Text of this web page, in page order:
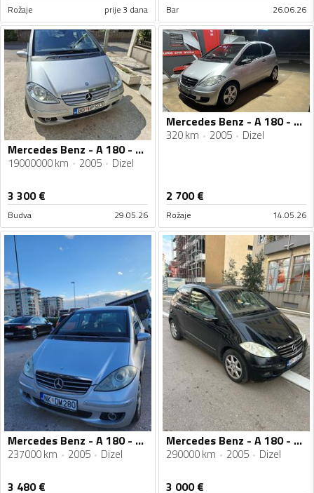
Rožaje prije 3 dana Bar 26.06.26
Mercedes Benz - A 180 - AA 180 CDI
19000000 km 2005 Dizel
3 300€
Budva 29.05.26
Mercedes Benz - A 180 - 2.0 80kW
320 km 2005 Dizel
2 700€
Rožaje 14.05.26
Mercedes Benz - A 180 - CDI
237000 km 2005 Dizel
3 480€
Mercedes Benz - A 180 - 2.0
290000 km 2005 Dizel
3 000€